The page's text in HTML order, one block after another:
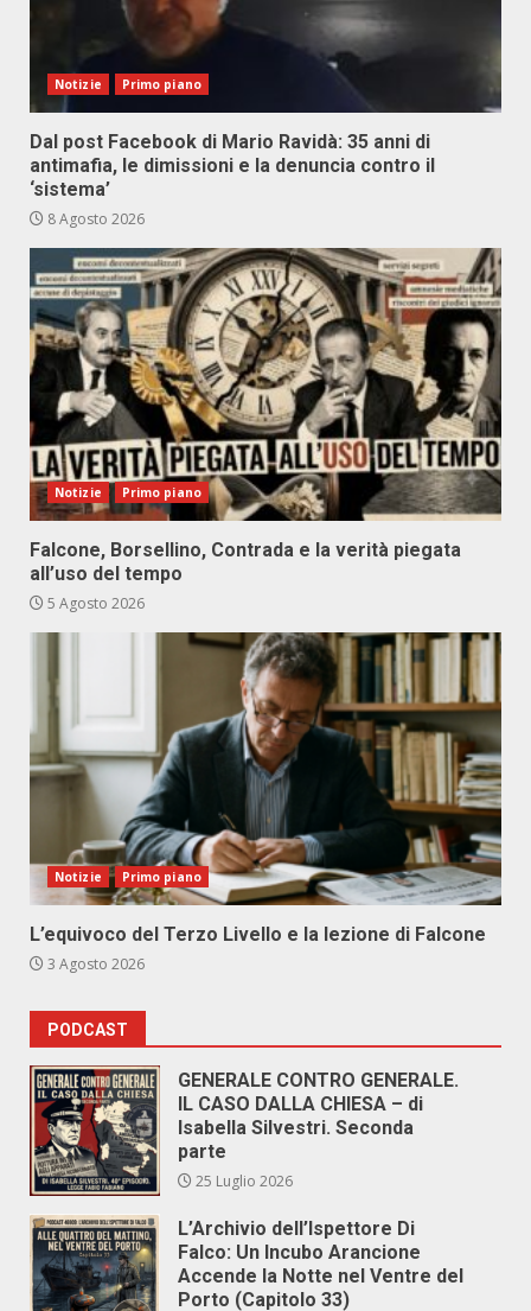
Notizie Primo piano
Dal post Facebook di Mario Ravidà: 35 anni di
antimafia, le dimissioni e la denuncia contro il
‘sistema’
8 Agosto 2026
Notizie Primo piano
Falcone, Borsellino, Contrada e la verità piegata
all’uso del tempo
5 Agosto 2026
Notizie Primo piano
L’equivoco del Terzo Livello e la lezione di Falcone
3 Agosto 2026
PODCAST
GENERALE CONTRO GENERALE.
IL CASO DALLA CHIESA – di
Isabella Silvestri. Seconda
parte
25 Luglio 2026
L’Archivio dell’Ispettore Di
Falco: Un Incubo Arancione
Accende la Notte nel Ventre del
Porto (Capitolo 33)